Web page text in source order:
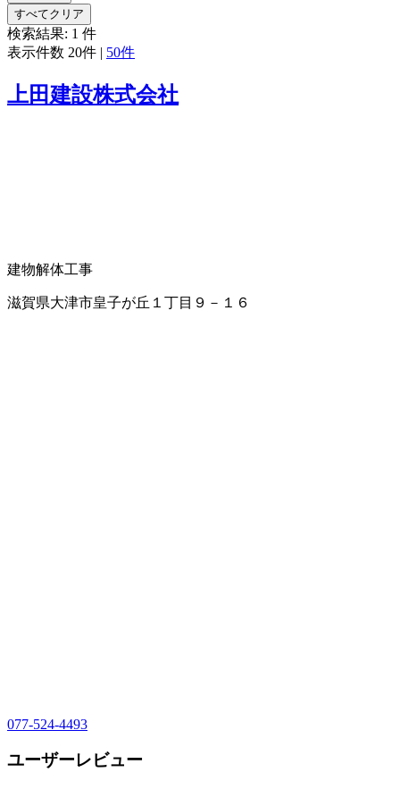
すべてクリア
検索結果: 1 件
表示件数 20件 | 50件
上田建設株式会社
建物解体工事
滋賀県大津市皇子が丘１丁目９－１６
077-524-4493
ユーザーレビュー